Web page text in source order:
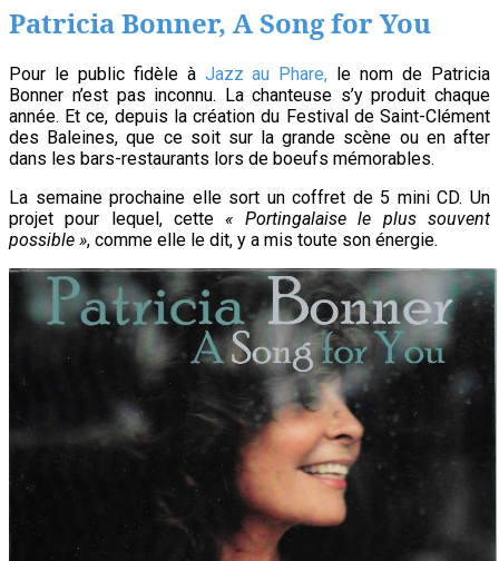
dans
le
huis-
clos
d’un
A
380
Patricia Bonner, A Song for You
Pour le public fidèle à Jazz au Phare, le nom de Patricia
Bonner n’est pas inconnu. La chanteuse s’y produit chaque
année. Et ce, depuis la création du Festival de Saint-Clément
des Baleines, que ce soit sur la grande scène ou en after
dans les bars-restaurants lors de boeufs mémorables.
La semaine prochaine elle sort un coffret de 5 mini CD. Un
projet pour lequel, cette« Portingalaise le plus souvent
possible », comme elle le dit, y a mis toute son énergie.